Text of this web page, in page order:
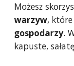
Możesz
warzyw,
gospodarzy.
kapuste,